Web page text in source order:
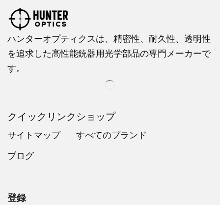
ハンターオプティクスは、精密性、耐久性、透明性
を追求した高性能銃器用光学部品の専門メーカーで
す。
クイックリンク
サイトマップ
ブログ
ショップ
すべてのブランド
登録